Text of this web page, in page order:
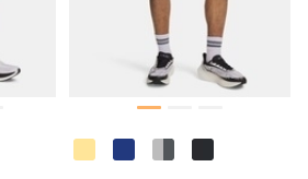
Türkiye
Tümünü Gör